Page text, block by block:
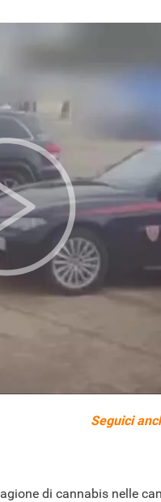
Seguici
di cannabis nelle